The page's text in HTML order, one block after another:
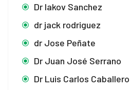
Dr Iakov Sanchez
dr jack rodriguez
dr Jose Peñate
Dr Juan José Serrano
Dr Luis Carlos Caballero